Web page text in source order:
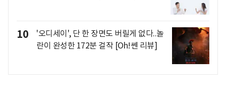
10
'오디세이', 단 한 장면도 버릴게 없다..놀
란이 완성한 172분 걸작 [Oh!쎈 리뷰]